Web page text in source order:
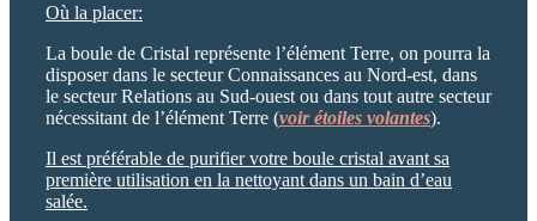
Où la placer:
La boule de Cristal représente l’élément Terre, on pourra la
disposer dans le secteur Connaissances au Nord-est, dans
le secteur Relations au Sud-ouest ou dans tout autre secteur
nécessitant de l’élément Terre (voir étoiles volantes).
Il est préférable de purifier votre boule cristal avant sa
première utilisation en la nettoyant dans un bain d’eau
salée.